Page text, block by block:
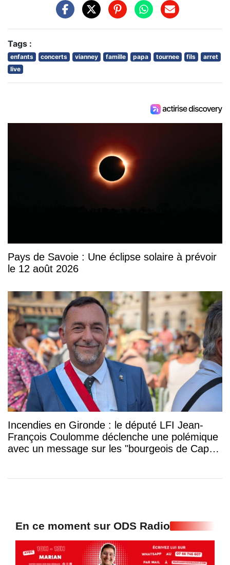
Tags :
enfants concerts vianney famille papa tournee fils
arret
live
Pays de Savoie : Une éclipse solaire à prévoir
le 12 août 2026
Incendies en Gironde : le député LFI Jean-
François Coulomme déclenche une polémique
avec un message sur les "bourgeois de Cap-
En ce moment sur ODS Radio